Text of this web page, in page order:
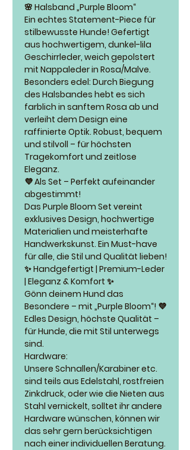
🌸 Halsband „Purple Bloom“
Ein echtes Statement-Piece für
stilbewusste Hunde! Gefertigt
aus hochwertigem, dunkel-lila
Geschirrleder, weich gepolstert
mit Nappaleder in Rosa/Malve.
Besonders edel: Durch Biegung
des Halsbandes hebt es sich
farblich in sanftem Rosa ab und
verleiht dem Design eine
raffinierte Optik. Robust, bequem
und stilvoll – für höchsten
Tragekomfort und zeitlose
Eleganz.
💜 Als Set – Perfekt aufeinander
abgestimmt!
Das Purple Bloom Set vereint
exklusives Design, hochwertige
Materialien und meisterhafte
Handwerkskunst. Ein Must-have
für alle, die Stil und Qualität lieben!
✨ Handgefertigt | Premium-Leder
| Eleganz & Komfort ✨
Gönn deinem Hund das
Besondere – mit „Purple Bloom“! 💜
Edles Design, höchste Qualität –
für Hunde, die mit Stil unterwegs
sind.
Hardware:
Unsere Schnallen/Karabiner etc.
sind teils aus Edelstahl, rostfreien
Zinkdruck, oder wie die Nieten aus
Stahl vernickelt, solltet ihr andere
Hardware wünschen, können wir
das sehr gern berücksichtigen
nach einer individuellen Beratung.